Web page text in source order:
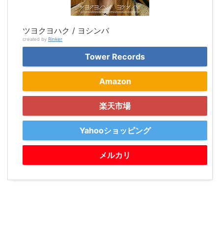
ツヨクヨハク / ヨシンバ
created by Rinker
Tower Records
Amazon
楽天市場
Yahooショッピング
メルカリ